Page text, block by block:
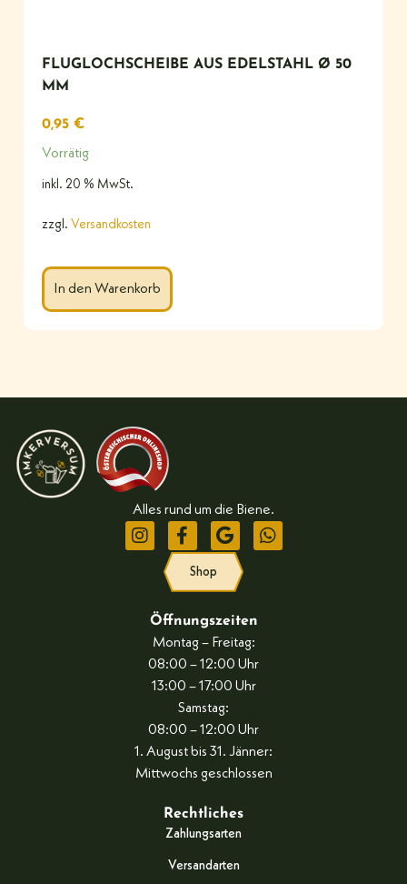
FLUGLOCHSCHEIBE AUS EDELSTAHL Ø 50
MM
0,95 €
Vorrätig
inkl. 20 % MwSt.
zzgl. Versandkosten
In den Warenkorb
Alles rund um die Biene.
Shop
Öffnungszeiten
Montag – Freitag:
08:00 – 12:00 Uhr
13:00 – 17:00 Uhr
Samstag:
08:00 – 12:00 Uhr
1. August bis 31. Jänner:
Mittwochs geschlossen
Rechtliches
Zahlungsarten
Versandarten